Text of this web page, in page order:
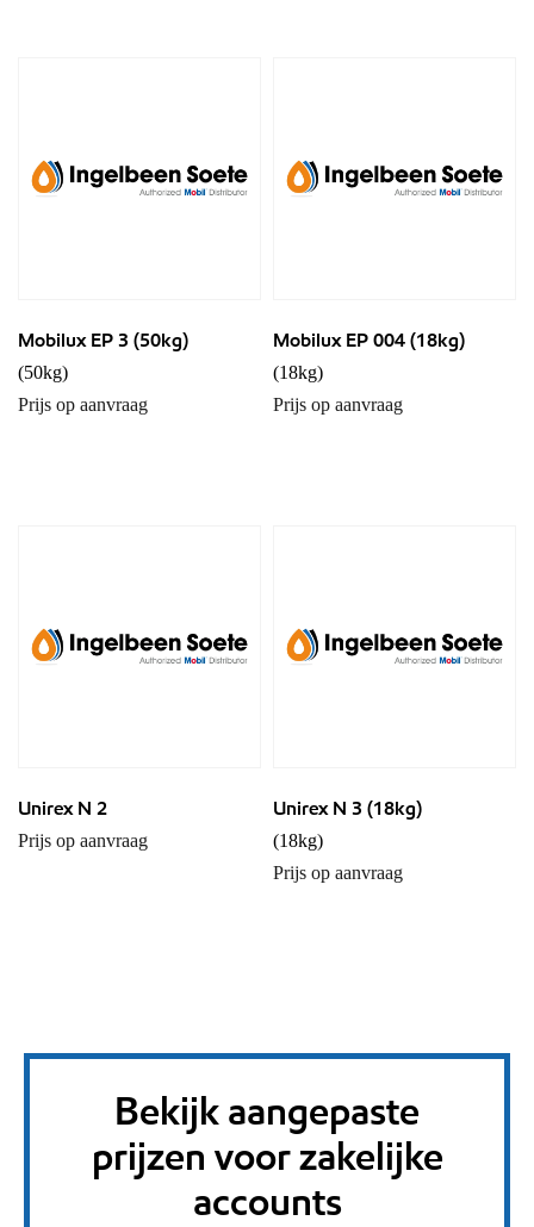
Mobilux EP 3 (50kg)
(50kg)
Prijs op aanvraag
Mobilux EP 004 (18kg)
(18kg)
Prijs op aanvraag
Unirex N 2
Prijs op aanvraag
Unirex N 3 (18kg)
(18kg)
Prijs op aanvraag
Bekijk aangepaste
prijzen voor zakelijke
accounts